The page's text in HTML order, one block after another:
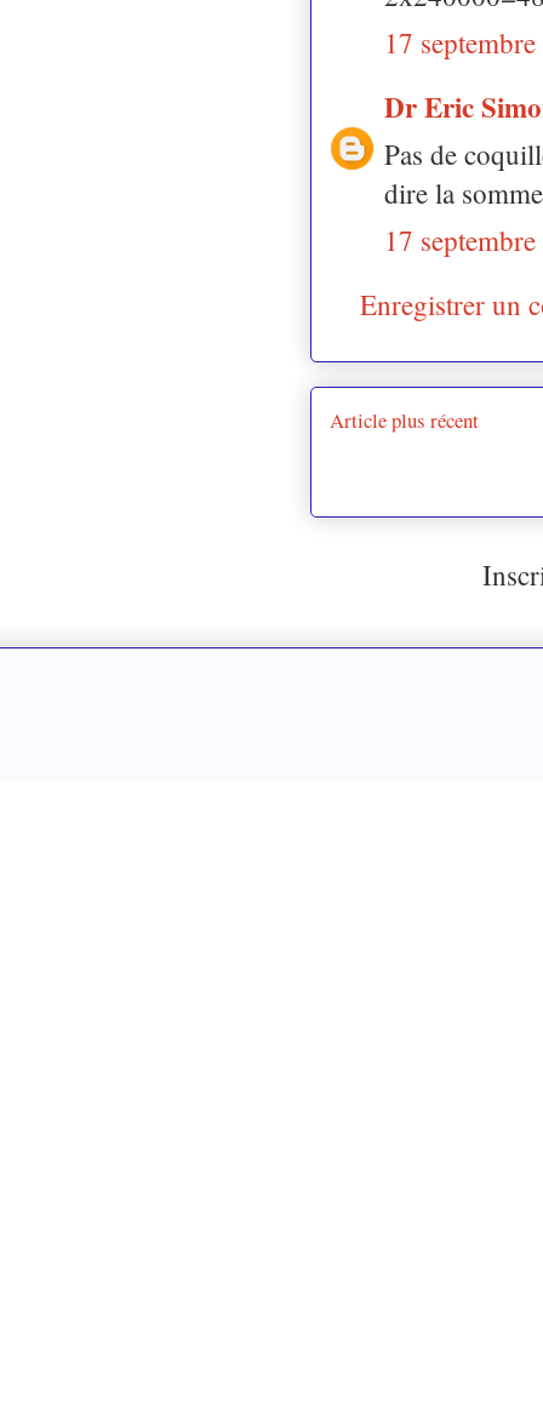
17
Dr Eric
Pas de
dire la
17
Enregistrer un
Article plus récent